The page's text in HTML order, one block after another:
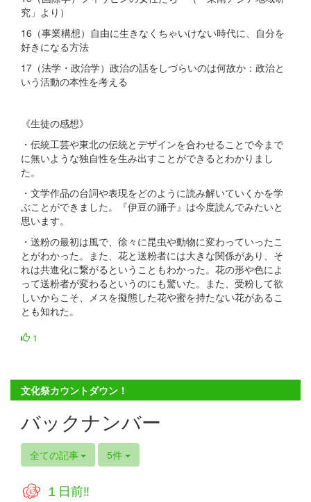
究」より）
16（事業構想）自由に生きなくちゃいけない時代に、自分を
好きになる方法
17（法学・政治学）政治の話をしづらいのは何故か：政治と
いう活動の本性を考える
《生徒の感想》
・伝統工芸や東北の伝統とデザインを合わせることで今まで
に無いような独自性を生み出すことができるとわかりまし
た。
・文学作品の台詞や表現をどのように読み解いていくかを学
ぶことができました。『伊豆の踊子』は今度読んでみたいと
思います。
・送粉の最初は風で、徐々に昆虫や動物に変わっていったこ
とがわかった。また、花と送粉者には大きな関係があり、そ
れは共進化に繋がるということもわかった。花の形や色によ
って送粉者が変わるというのにも驚いた。また、受粉して欲
しいからこそ、メスを擬態した花や蜜を持たない花があるこ
とも知れた。
1
文化祭カウントダウン！
バックナンバー
全ての記事 5件
１日前‼